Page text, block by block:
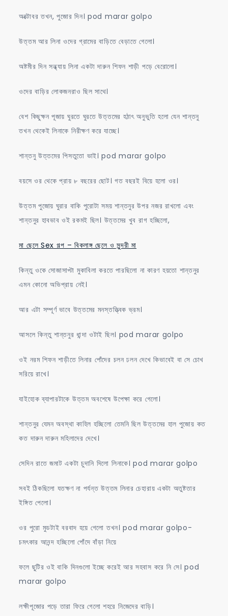
অক্টোবর তখন, পুজোর দিন। pod marar golpo
উত্তম আর লিনা ওদের গ্রামের বাড়িতে বেড়াতে গেলো।
অষ্টমীর দিন সন্ধ্যায় লিনা একটা দারুন শিফন শাড়ী পড়ে বেরোলো।
ওদের বাড়ির লোকজনরাও ছিল সাথে।
বেশ কিছুক্ষন পূজায় ঘুরতে ঘুরতে উত্তমের হঠাৎ অনুভুতি হলো যেন শান্তনু
তখন থেকেই লিনাকে নিরীক্ষণ করে যাচ্ছে।
শান্তনু উত্তমের পিসতুতো ভাই। pod marar golpo
বয়সে ওর থেকে প্রায় ৮ বছরের ছোট। গত বছরই বিয়ে হলো ওর।
উত্তম পুজোয় ঘুরার বাকি পুরোটা সময় শান্তনুর উপর নজর রাখলো এবং
শান্তনুর হাবভাব ওই রকমই ছিল। উত্তমের খুব রাগ হচ্ছিলো,
মা ছেলে Sex গল্প – বিকলাঙ্গ ছেলে ও সুন্দরী মা
কিন্তু ওকে সোজাসাপ্টা মুকাবিলা করতে পারছিলো না কারণ হয়তো শান্তনুর
এমন কোনো অভিপ্রায় নেই।
আর এটা সম্পূর্ণ ভাবে উত্তমের মনস্তত্ত্বিক ভ্রম।
আসলে কিন্তু শান্তনুর ধান্দা ওটাই ছিল। pod marar golpo
ওই নরম শিফন শাড়ীতে লিনার পোঁদের চলন ঢলন দেখে কিভাবেই বা সে চোখ
সরিয়ে রাখে।
যাইহোক ব্যাপারটাকে উত্তম অবশেষে উপেক্ষা করে গেলো।
শান্তনুর যেমন অবস্থা কাহিল হচ্ছিলো তেমনি ছিল উত্তমের হাল পুজোয় কত
কত দারুন দারুন মহিলাদের দেখে।
সেদিন রাতে জমাট একটা চুদানি দিলো লিনাকে। pod marar golpo
সবই ঠিকছিলো যতক্ষণ না পর্যন্ত উত্তম লিনার চেহারায় একটা অতুষ্টতার
ইঙ্গিত পেলো।
ওর পুরো মুডটাই বরবাদ হয়ে গেলো তখন। pod marar golpo-
চমৎকার আনন্দ হচ্ছিলো পোঁদে বাঁড়া নিয়ে
ফলে ছুটির ওই বাকি দিনগুলো ইচ্ছে করেই আর সহবাস করে নি সে। pod
marar golpo
লক্ষীপূজোর পড়ে তারা ফিরে গেলো শহরে নিজেদের বাড়ি।